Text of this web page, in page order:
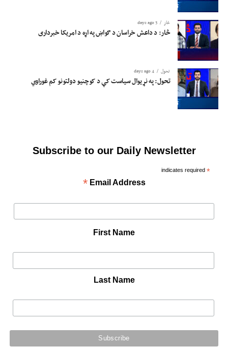
څار 3 days ago
څار: د داعش خراسان د ګواښ په اړه د امریکا خبرداری
تحول 4 days ago
تحول: په نړیوال سیاست کې د کوچنیو دولتونو کم غوراوي
Subscribe to our Daily Newsletter
*
indicates required
Email Address
*
First Name
Last Name